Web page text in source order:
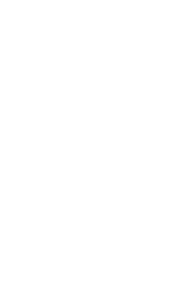
fue clave para
vendría: un